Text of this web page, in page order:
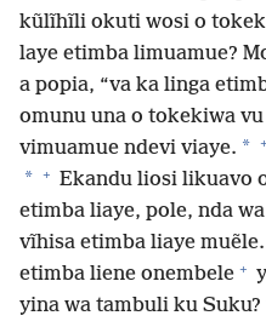
kũlĩhĩli okuti wosi o
laye etimba limuamue?
a popia, “va ka linga
omunu una o tokekiwa
vimuamue ndevi viaye. * +
* + Ekandu liosi likuavo
etimba liaye, pole, nda
vĩhisa etimba liaye muẽle.
etimba liene onembele +
yina wa tambuli ku Suku?